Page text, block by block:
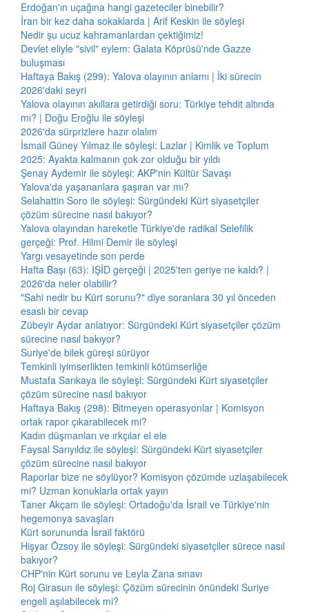
Erdoğan'ın uçağına hangi gazeteciler binebilir?
İran bir kez daha sokaklarda | Arif Keskin ile söyleşi
Nedir şu ucuz kahramanlardan çektiğimiz!
Devlet eliyle "sivil" eylem: Galata Köprüsü'nde Gazze
buluşması
Haftaya Bakış (299): Yalova olayının anlamı | İki sürecin
2026'daki seyri
Yalova olayının akıllara getirdiği soru: Türkiye tehdit altında
mı? | Doğu Eroğlu ile söyleşi
2026'da sürprizlere hazır olalım
İsmail Güney Yılmaz ile söyleşi: Lazlar | Kimlik ve Toplum
2025: Ayakta kalmanın çok zor olduğu bir yıldı
Şenay Aydemir ile söyleşi: AKP'nin Kültür Savaşı
Yalova'da yaşananlara şaşıran var mı?
Selahattin Soro ile söyleşi: Sürgündeki Kürt siyasetçiler
çözüm sürecine nasıl bakıyor?
Yalova olayından hareketle Türkiye'de radikal Selefilik
gerçeği: Prof. Hilmi Demir ile söyleşi
Yargı vesayetinde son perde
Hafta Başı (63): IŞİD gerçeği | 2025'ten geriye ne kaldı? |
2026'da neler olabilir?
"Sahi nedir bu Kürt sorunu?" diye soranlara 30 yıl önceden
esaslı bir cevap
Zübeyir Aydar anlatıyor: Sürgündeki Kürt siyasetçiler çözüm
sürecine nasıl bakıyor?
Suriye'de bilek güreşi sürüyor
Temkinli iyimserlikten temkinli kötümserliğe
Mustafa Sarıkaya ile söyleşi: Sürgündeki Kürt siyasetçiler
çözüm sürecine nasıl bakıyor
Haftaya Bakış (298): Bitmeyen operasyonlar | Komisyon
ortak rapor çıkarabilecek mi?
Kadın düşmanları ve ırkçılar el ele
Faysal Sarıyıldız ile söyleşi: Sürgündeki Kürt siyasetçiler
çözüm sürecine nasıl bakıyor
Raporlar bize ne söylüyor? Komisyon çözümde uzlaşabilecek
mi? Uzman konuklarla ortak yayın
Taner Akçam ile söyleşi: Ortadoğu'da İsrail ve Türkiye'nin
hegemonya savaşları
Kürt sorununda İsrail faktörü
Hişyar Özsoy ile söyleşi: Sürgündeki siyasetçiler sürece nasıl
bakıyor?
CHP'nin Kürt sorunu ve Leyla Zana sınavı
Roj Girasun ile söyleşi: Çözüm sürecinin önündeki Suriye
engeli aşılabilecek mi?